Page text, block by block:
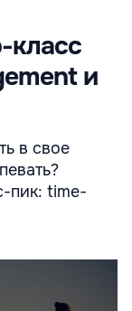
класс
и
в свое
пик: time-